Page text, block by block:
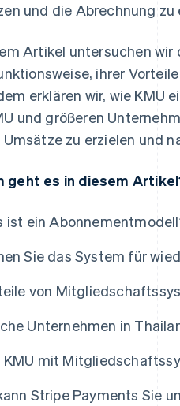
und die Abrechnung zu
Artikel untersuchen
ihrer
erklären wir, wie KMU
und größeren
zu erzielen und
geht es in diesem
ist ein
Sie das System für
von
Unternehmen in
KMU mit
Stripe Payments Sie